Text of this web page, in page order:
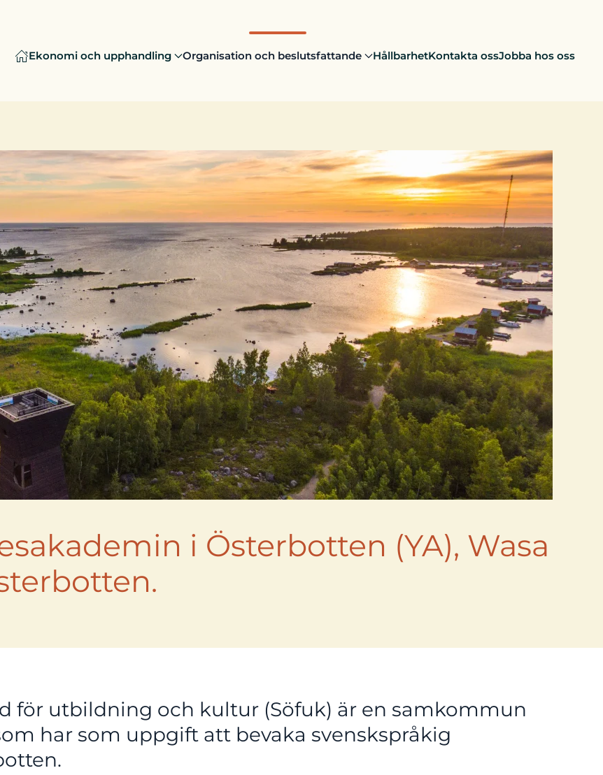
Ekonomi och upphandling
Organisation och beslutsfattande HållbarhetKontakta ossJobba hos oss
i Österbotten (YA), Wasa
för utbildning och kultur (Söfuk) är en samkommun
har som uppgift att bevaka svenskspråkig